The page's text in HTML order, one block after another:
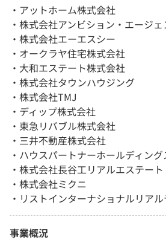
・アットホーム株式会社
・株式会社アンビション・エージ
・株式会社エーエスシー
・オークラヤ住宅株式会社
・大和エステート株式会社
・株式会社タウンハウジング
・株式会社TMJ
・ディップ株式会社
・東急リバブル株式会社
・三井不動産株式会社
・ハウスパートナーホールディング
・株式会社長谷工リアルエステート
・株式会社ミクニ
・リストインターナショナルリア
事業概況